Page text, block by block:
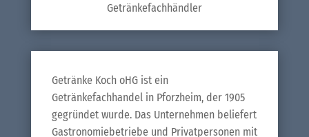
Getränkefachhändler
Getränke Koch oHG ist ein
Getränkefachhandel in Pforzheim, der 1905
gegründet wurde. Das Unternehmen beliefert
Gastronomiebetriebe und Privatpersonen mit